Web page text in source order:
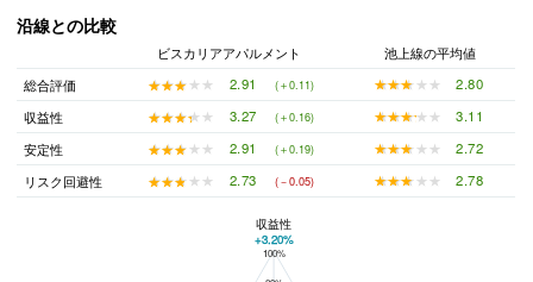
沿線との比較
ビスカリアアパルメント
池上線の平均値
総合評価
★★★★★
★★★★★ 2.91 (＋0.11) ★★★★★
★★★★★
2.80
収益性
★★★★★
★★★★★ 3.27 (＋0.16) ★★★★★
★★★★★
3.11
安定性
★★★★★
★★★★★ 2.91 (＋0.19) ★★★★★
★★★★★
2.72
リスク回避性
★★★★★
★★★★★ 2.73 (－0.05) ★★★★★
★★★★★ 2.78
ビスカリアアパルメントと池上線の平均値の総合評価の比較
100%
収益性
+3.20%